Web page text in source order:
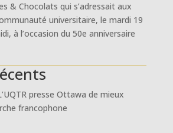
& Chocolats qui s’adressait aux
universitaire, le mardi 19
à l’occasion du 50e anniversaire
presse Ottawa de mieux
francophone